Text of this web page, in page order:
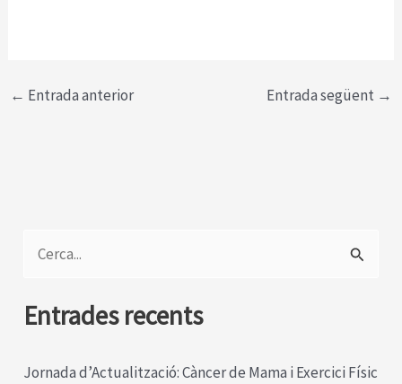
← Entrada anterior Entrada següent →
r
a
Entrades recents
Jornada d’Actualització: Càncer de Mama i Exercici Físic